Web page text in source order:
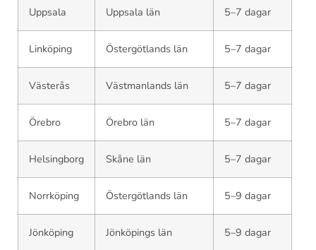
Uppsala Uppsala län 5–7 dagar
Linköping Östergötlands län 5–7 dagar
Västerås Västmanlands län 5–7 dagar
Örebro Örebro län 5–7 dagar
Helsingborg Skåne län 5–7 dagar
Norrköping Östergötlands län 5–9 dagar
Jönköping Jönköpings län 5–9 dagar